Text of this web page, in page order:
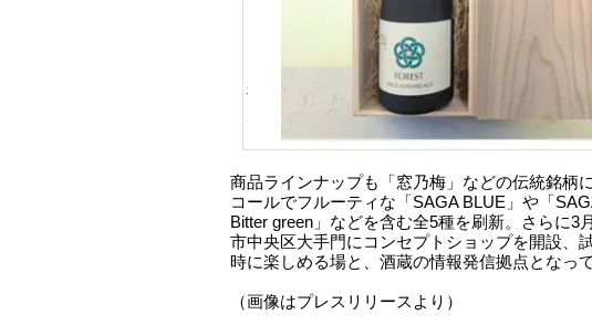
商品ラインナップも「窓乃梅」などの伝統銘柄
コールでフルーティな「SAGA BLUE」や「
Bitter green」などを含む全5種を刷新。さらに3
市中央区大手門にコンセプトショップを開設、
時に楽しめる場と、酒蔵の情報発信拠点となって
（画像はプレスリリースより）